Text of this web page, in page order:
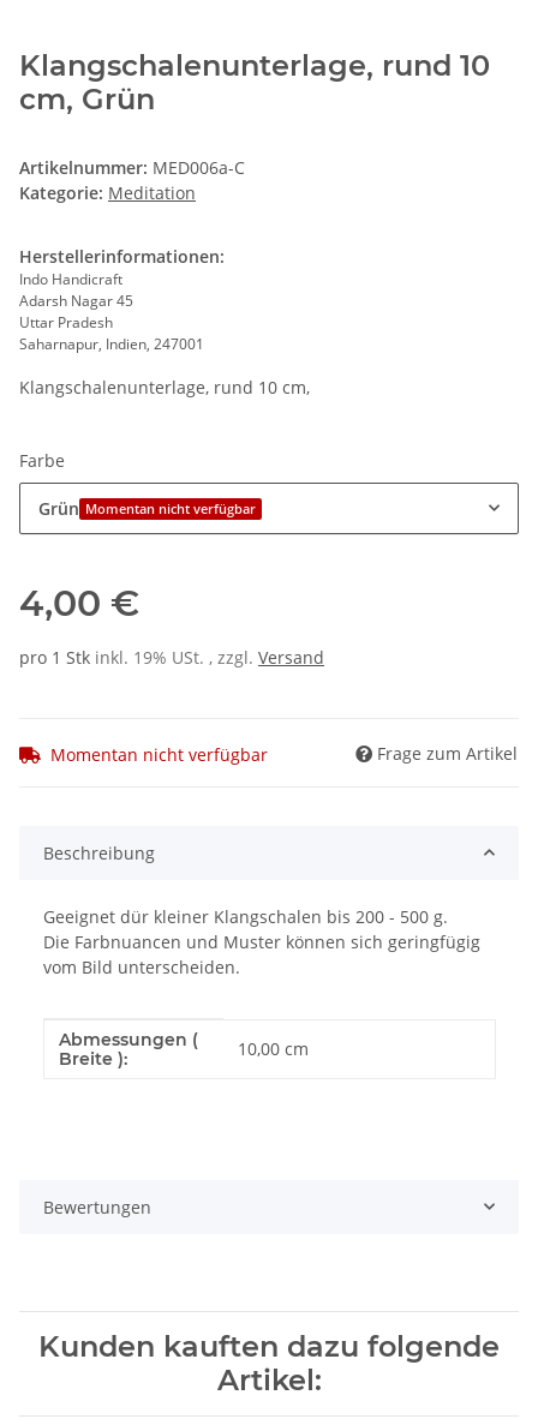
Klangschalenunterlage, rund 10
cm, Grün
Artikelnummer: MED006a-C
Kategorie: Meditation
Herstellerinformationen:
Indo Handicraft
Adarsh Nagar 45
Uttar Pradesh
Saharnapur, Indien, 247001
Klangschalenunterlage, rund 10 cm,
Farbe
Grün Momentan nicht verfügbar
4,00 €
pro 1 Stk inkl. 19% USt. , zzgl. Versand
Momentan nicht verfügbar Frage zum Artikel
Beschreibung
Geeignet dür kleiner Klangschalen bis 200 - 500 g.
Die Farbnuancen und Muster können sich geringfügig
vom Bild unterscheiden.
Produkteigenschaft
Wert
Abmessungen (
Breite ):
10,00 cm
Bewertungen
Kunden kauften dazu folgende
Artikel: